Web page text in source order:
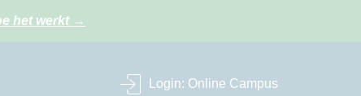
het werkt →
Login: Online Campus